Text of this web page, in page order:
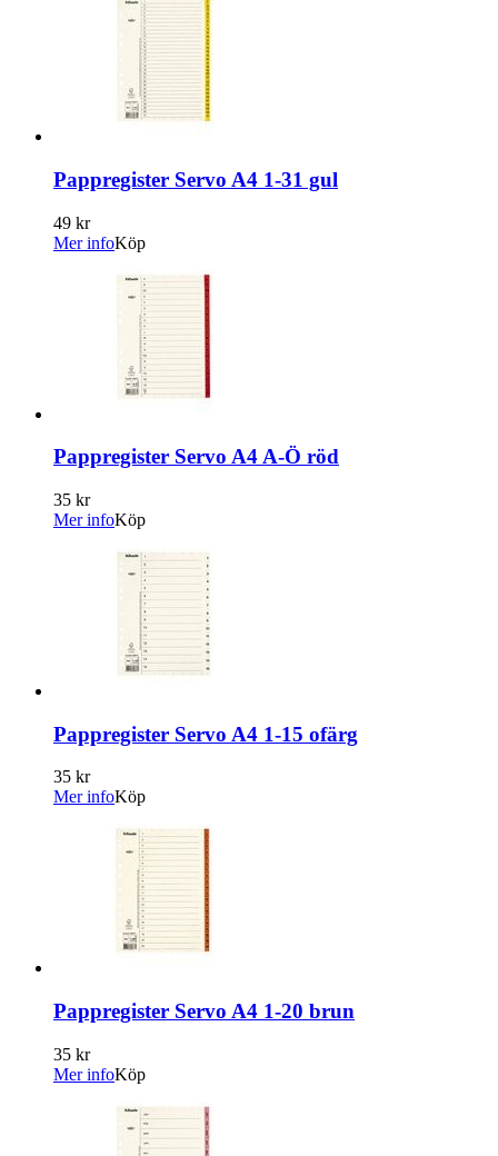
Pappregister Servo A4 1-31 gul
49 kr
Mer infoKöp
Pappregister Servo A4 A-Ö röd
35 kr
Mer infoKöp
Pappregister Servo A4 1-15 ofärg
35 kr
Mer infoKöp
Pappregister Servo A4 1-20 brun
35 kr
Mer infoKöp